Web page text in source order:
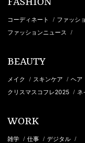
FASHION
コーディネート / ファッシ
ファッションニュース /
BEAUTY
メイク / スキンケア / ヘア
クリスマスコフレ2025 / ネ
WORK
雑学 / 仕事 / デジタル /